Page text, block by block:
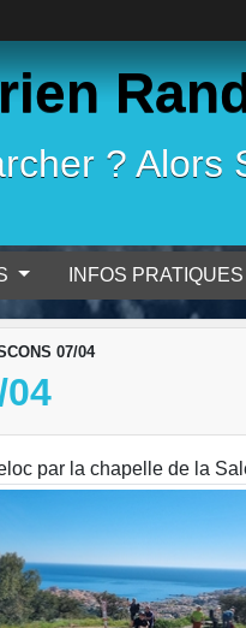
? Alors
INFOS PRATIQUES
07/04
04
par la chapelle de la